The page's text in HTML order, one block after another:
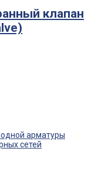
клапан
арматуры
сетей